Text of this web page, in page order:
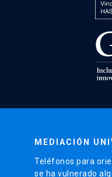
MEDIACIÓN
Teléfonos para
se ha vulnerado